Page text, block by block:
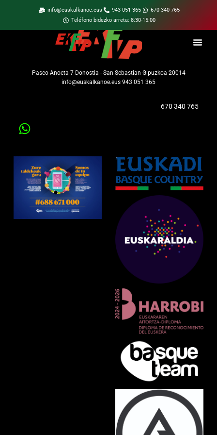
info@euskalkanoe.eus 943 051 365
670 340 765
Teléfono bidezko arreta: 8:30-15:00
Paseo Anoeta 7 Donostia - San Sebastian Gipuzkoa 20014
info@euskalkanoe.eus 943 051 365
670 340 765